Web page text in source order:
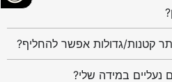
קטנות/גדולות אפשר להחליף?